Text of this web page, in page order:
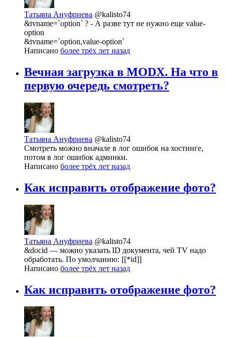
Татьяна Ануфриева @kalisto74
&tvname=`option` ? - А разве тут не нужно еще value-
option
&tvname=`option,value-option`
Написано более трёх лет назад
Вечная загрузка в MODX. На что в
первую очередь смотреть?
Татьяна Ануфриева @kalisto74
Смотреть можно вначале в лог ошибок на хостинге,
потом в лог ошибок админки.
Написано более трёх лет назад
Как исправить отображение фото?
Татьяна Ануфриева @kalisto74
&docid — можно указать ID документа, чей TV надо
обработать. По умолчанию: [[*id]]
Написано более трёх лет назад
Как исправить отображение фото?